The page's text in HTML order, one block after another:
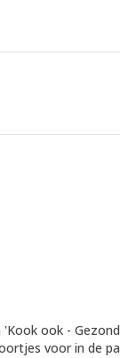
ook -
voor in de